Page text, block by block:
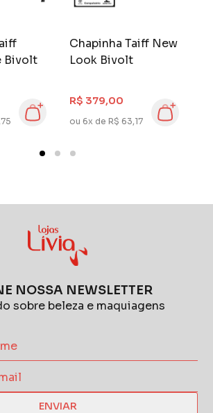
Bivolt
Chapinha Taiff New
Look Bivolt
R$ 379,00
ou 6x de R$ 63,17
NOSSA NEWSLETTER
sobre beleza e maquiagens
ENVIAR